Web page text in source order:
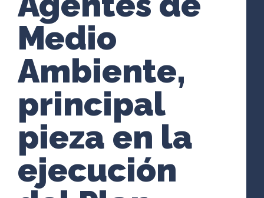
Medio
Ambiente,
principal
pieza en la
ejecución